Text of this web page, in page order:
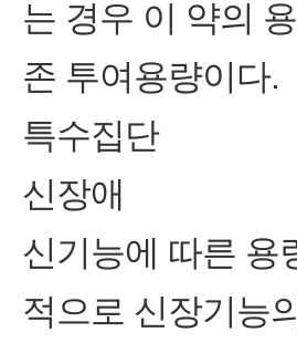
는 경우 이 약의
존 투여용량이다.
특수집단
신장애
신기능에 따른 용
적으로 신장기능